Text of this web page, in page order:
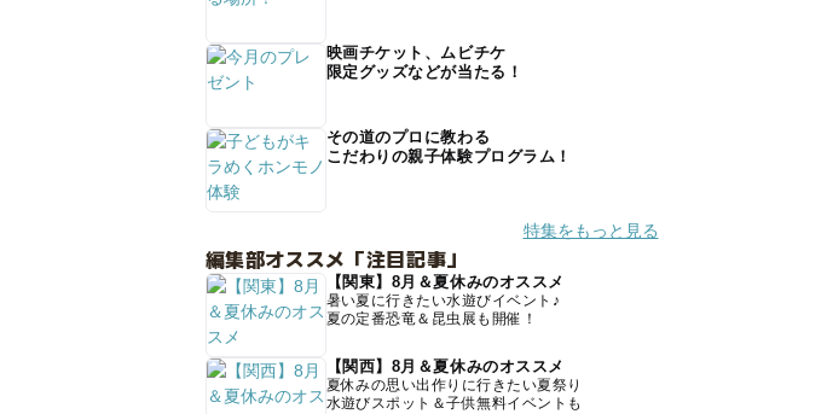
映画チケット、ムビチケ
限定グッズなどが当たる！
その道のプロに教わる
こだわりの親子体験プログラム！
特集をもっと見る
編集部オススメ「注目記事」
【関東】8月＆夏休みのオススメ
暑い夏に行きたい水遊びイベント♪
夏の定番恐竜＆昆虫展も開催！
【関西】8月＆夏休みのオススメ
夏休みの思い出作りに行きたい夏祭り
水遊びスポット＆子供無料イベントも